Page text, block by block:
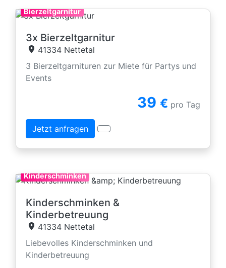
Bierzeltgarnitur
3x Bierzeltgarnitur
41334 Nettetal
3 Bierzeltgarnituren zur Miete für Partys und
Events
39 € pro Tag
Jetzt anfragen
Kinderschminken
Kinderschminken &
Kinderbetreuung
41334 Nettetal
Liebevolles Kinderschminken und
Kinderbetreuung